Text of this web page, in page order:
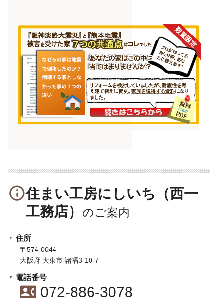
info_outline住まい工房にしいち（西一
工務店）
住所
〒574-0044
大阪府 大東市 諸福3-10-7
電話番号
contact_phone072-886-3078